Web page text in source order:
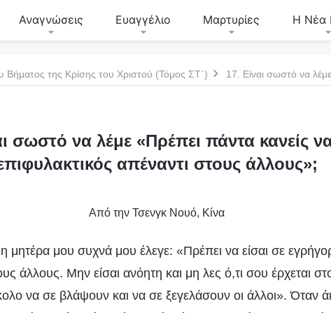
Αναγνώσεις Ευαγγέλιο Μαρτυρίες Η Νέα
Βήματος της Κρίσης του Χριστού (Τόμος ΣΤ΄)
σωστό να λέμε «Πρέπει πάντα κανείς να
απέναντι στους άλλους»;
Από την Τσενγκ Νουό, Κίνα
μητέρα μου συχνά μου έλεγε: «Πρέπει να είσαι σε
άλλους. Μην είσαι ανόητη και μη λες ό,τι σου έρχεται
να σε βλάψουν και να σε ξεγελάσουν οι άλλοι». Όταν